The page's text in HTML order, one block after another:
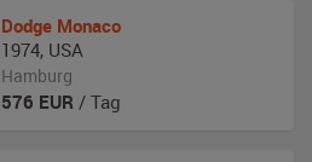
Dodge Monaco
1974, USA
Hamburg
576 EUR / Tag